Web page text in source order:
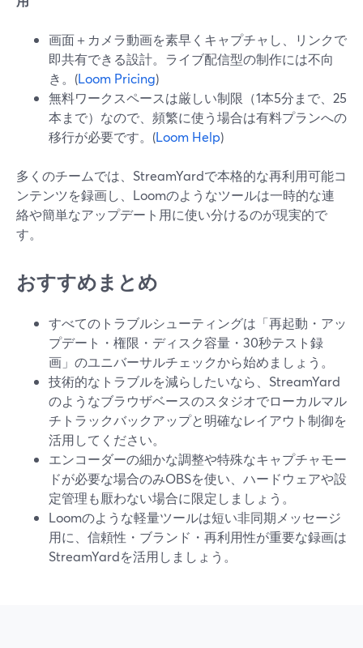
画面＋カメラ動画を素早くキャプチャし、リンクで
即共有できる設計。ライブ配信型の制作には不向
き。(Loom Pricing)
無料ワークスペースは厳しい制限（1本5分まで、25
本まで）なので、頻繁に使う場合は有料プランへの
移行が必要です。(Loom Help)
多くのチームでは、StreamYardで本格的な再利用可能コ
ンテンツを録画し、Loomのようなツールは一時的な連
絡や簡単なアップデート用に使い分けるのが現実的で
す。
おすすめまとめ
すべてのトラブルシューティングは「再起動・アッ
プデート・権限・ディスク容量・30秒テスト録
画」のユニバーサルチェックから始めましょう。
技術的なトラブルを減らしたいなら、StreamYard
のようなブラウザベースのスタジオでローカルマル
チトラックバックアップと明確なレイアウト制御を
活用してください。
エンコーダーの細かな調整や特殊なキャプチャモー
ドが必要な場合のみOBSを使い、ハードウェアや設
定管理も厭わない場合に限定しましょう。
Loomのような軽量ツールは短い非同期メッセージ
用に、信頼性・ブランド・再利用性が重要な録画は
StreamYardを活用しましょう。